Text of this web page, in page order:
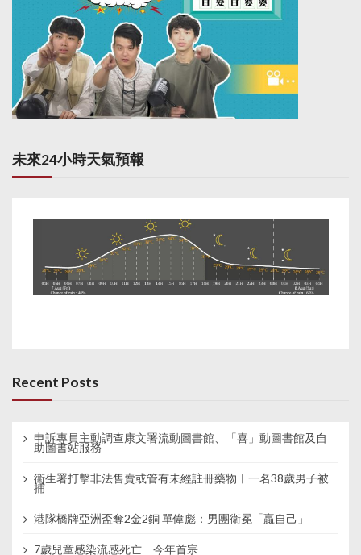
未來24小時天氣預報
Recent Posts
申訴專員主動調查康文署流動圖書館、「喜」動圖書館及自
助圖書站服務
衞生署打擊非法售賣或管有未經註冊藥物︱一名38歲男子被
捕
港隊橋牌亞洲盃奪2金2銅 單偉彪：男團衛冕「贏自己」
7歲兒童感染流感死亡︱今年首宗